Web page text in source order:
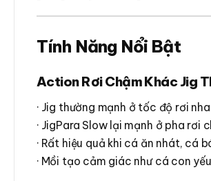
Tính Năng Nổi Bật
Action Rơi Chậm Khác Jig
· Jig thường mạnh ở tốc độ rơi
· JigPara Slow lại mạnh ở pha
· Rất hiệu quả khi cá ăn nhát, cá
· Mồi tạo cảm giác như cá con